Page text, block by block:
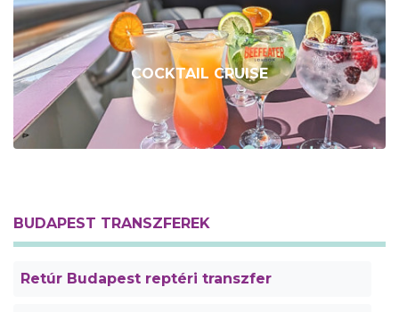
COCKTAIL CRUISE
BUDAPEST TRANSZFEREK
Retúr Budapest reptéri transzfer